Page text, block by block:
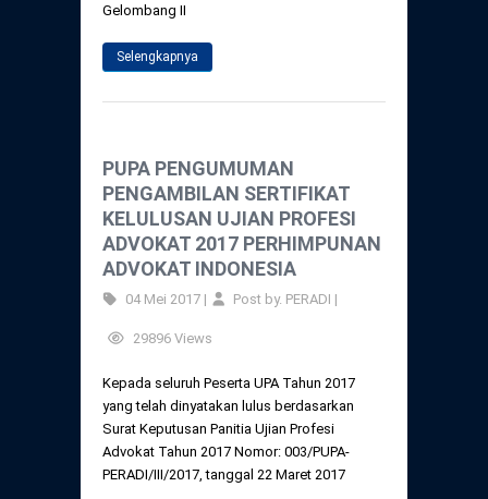
Gelombang II
Selengkapnya
PUPA PENGUMUMAN
PENGAMBILAN SERTIFIKAT
KELULUSAN UJIAN PROFESI
ADVOKAT 2017 PERHIMPUNAN
ADVOKAT INDONESIA
04 Mei 2017 | Post by. PERADI |
29896 Views
Kepada seluruh Peserta UPA Tahun 2017
yang telah dinyatakan lulus berdasarkan
Surat Keputusan Panitia Ujian Profesi
Advokat Tahun 2017 Nomor: 003/PUPA-
PERADI/III/2017, tanggal 22 Maret 2017